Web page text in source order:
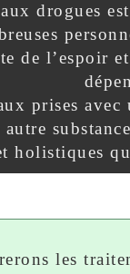
aux drogues
de l’espoir
prises
holistiques
les